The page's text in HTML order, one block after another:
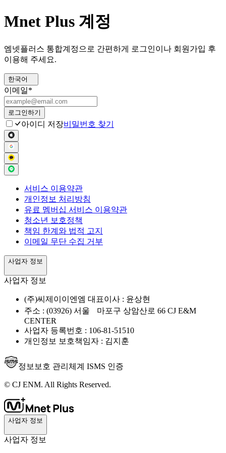
Mnet Plus 계정
엠넷플러스 통합계정으로 간편하게 로그인이나 회원가입 후
이용해 주세요.
한국어
이메일*
로그인하기
아이디 저장비밀번호 찾기
서비스 이용약관
개인정보 처리방침
유료 멤버십 서비스 이용약관
청소년 보호정책
책임 한계와 법적 고지
이메일 무단 수집 거부
사업자 정보
사업자 정보
(주)씨제이이엔엠 대표이사 : 윤상현
주소 : (03926) 서울 마포구 상암산로 66 CJ E&M
CENTER
사업자 등록번호 : 106-81-51510
개인정보 보호책임자 : 김지훈
정보보호 관리체계 ISMS 인증
© CJ ENM. All Rights Reserved.
사업자 정보
사업자 정보